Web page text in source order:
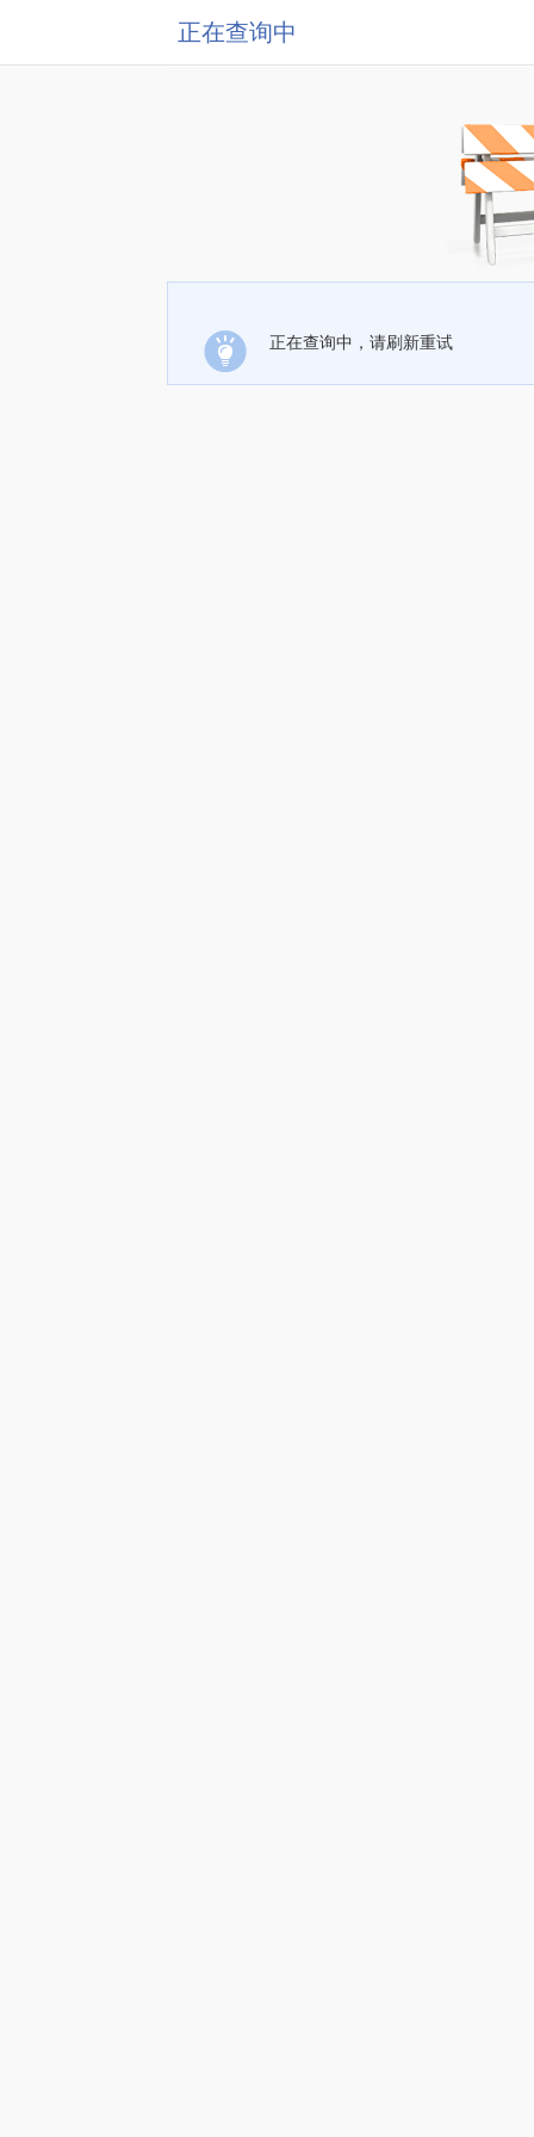
正在查询中
正在查询中，请刷新重试